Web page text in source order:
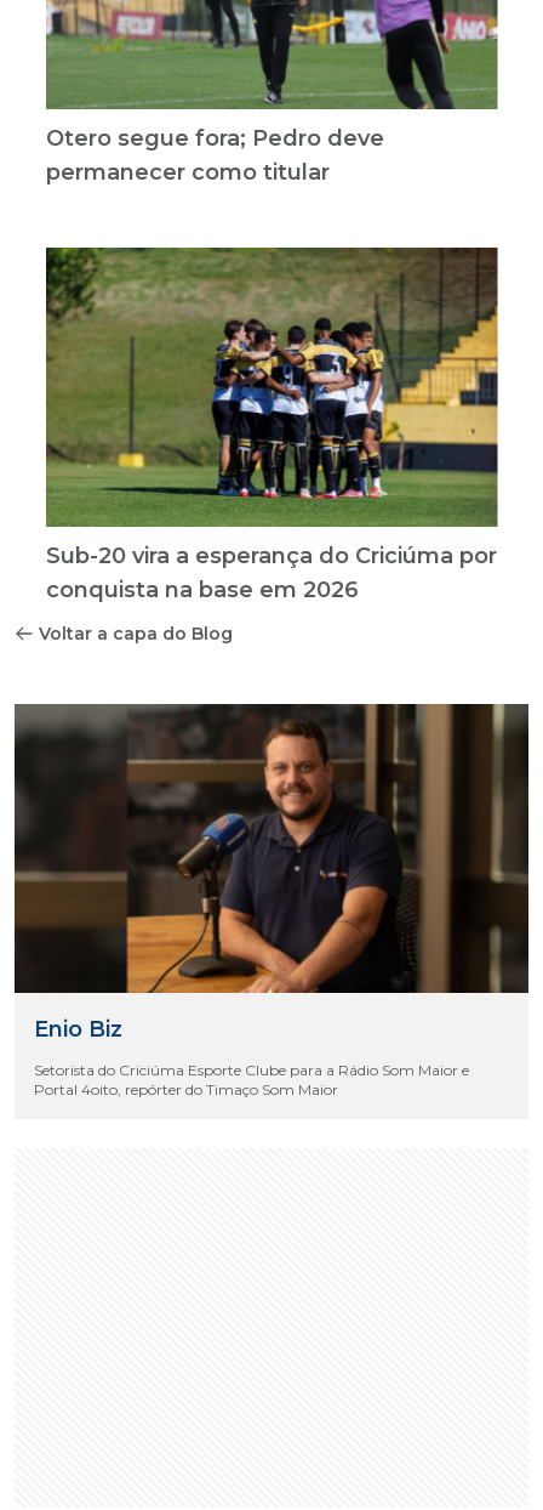
Otero segue fora; Pedro deve
permanecer como titular
Sub-20 vira a esperança do Criciúma por
conquista na base em 2026
Voltar a capa do Blog
Enio Biz
Setorista do Criciúma Esporte Clube para a Rádio Som Maior e
Portal 4oito, repórter do Timaço Som Maior